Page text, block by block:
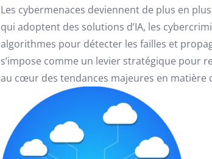
Les cybermenaces deviennent de plus en
qui adoptent des solutions d’IA, les
algorithmes pour détecter les failles et
s’impose comme un levier stratégique pour
au cœur des tendances majeures en matière